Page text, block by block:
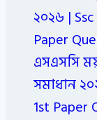
২০২৬ |
Paper
এসএসসি
সমাধান
1st Paper